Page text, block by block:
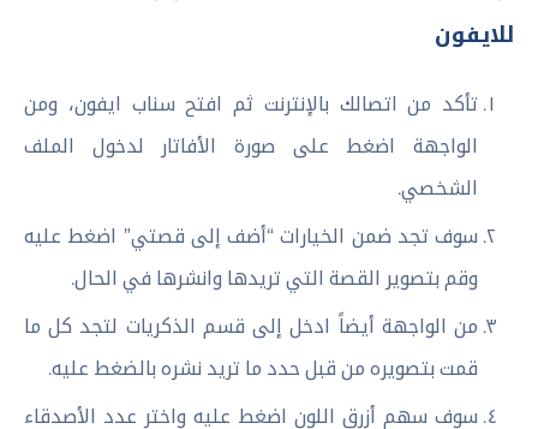
للايفون
تأكد من اتصالك بالإنترنت ثم افتح سناب ايفون، ومن
الواجهة اضغط على صورة الأفاتار لدخول الملف
الشخصي.
سوف تجد ضمن الخيارات “أضف إلى قصتي” اضغط عليه
وقم بتصوير القصة التي تريدها وانشرها في الحال.
من الواجهة أيضاً ادخل إلى قسم الذكريات لتجد كل ما
قمت بتصويره من قبل حدد ما تريد نشره بالضغط عليه.
سوف سهم أزرق اللون اضغط عليه واختر عدد الأصدقاء